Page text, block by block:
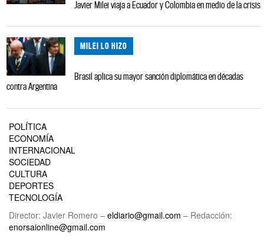
Javier Milei viaja a Ecuador y Colombia en medio de la crisis
MILEI LO HIZO
Brasil aplica su mayor sanción diplomática en décadas
contra Argentina
POLÍTICA
ECONOMÍA
INTERNACIONAL
SOCIEDAD
CULTURA
DEPORTES
TECNOLOGÍA
Director: Javier Romero – eldiario@gmail.com – Redacción:
enorsaionline@gmail.com